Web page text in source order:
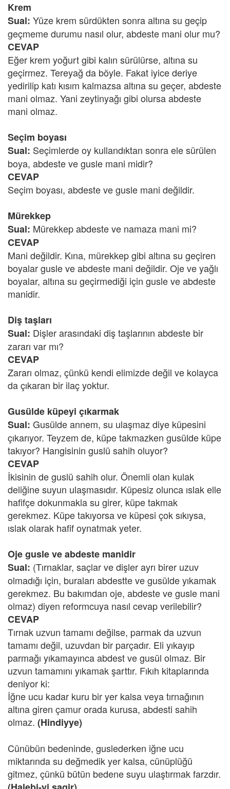
Krem
Sual: Yüze krem sürdükten sonra altına su geçip
geçmeme durumu nasıl olur, abdeste mani olur mu?
CEVAP
Eğer krem yoğurt gibi kalın sürülürse, altına su
geçirmez. Tereyağ da böyle. Fakat iyice deriye
yedirilip katı kısım kalmazsa altına su geçer, abdeste
mani olmaz. Yani zeytinyağı gibi olursa abdeste
mani olmaz.
Seçim boyası
Sual: Seçimlerde oy kullandıktan sonra ele sürülen
boya, abdeste ve gusle mani midir?
CEVAP
Seçim boyası, abdeste ve gusle mani değildir.
Mürekkep
Sual: Mürekkep abdeste ve namaza mani mi?
CEVAP
Mani değildir. Kına, mürekkep gibi altına su geçiren
boyalar gusle ve abdeste mani değildir. Oje ve yağlı
boyalar, altına su geçirmediği için gusle ve abdeste
manidir.
Diş taşları
Sual: Dişler arasındaki diş taşlarının abdeste bir
zararı var mı?
CEVAP
Zararı olmaz, çünkü kendi elimizde değil ve kolayca
da çıkaran bir ilaç yoktur.
Gusülde küpeyi çıkarmak
Sual: Gusülde annem, su ulaşmaz diye küpesini
çıkarıyor. Teyzem de, küpe takmazken gusülde küpe
takıyor? Hangisinin guslü sahih oluyor?
CEVAP
İkisinin de guslü sahih olur. Önemli olan kulak
deliğine suyun ulaşmasıdır. Küpesiz olunca ıslak elle
hafifçe dokunmakla su girer, küpe takmak
gerekmez. Küpe takıyorsa ve küpesi çok sıkıysa,
ıslak olarak hafif oynatmak yeter.
Oje gusle ve abdeste manidir
Sual: (Tırnaklar, saçlar ve dişler ayrı birer uzuv
olmadığı için, buraları abdestte ve gusülde yıkamak
gerekmez. Bu bakımdan oje, abdeste ve gusle mani
olmaz) diyen reformcuya nasıl cevap verilebilir?
CEVAP
Tırnak uzvun tamamı değilse, parmak da uzvun
tamamı değil, uzuvdan bir parçadır. Eli yıkayıp
parmağı yıkamayınca abdest ve gusül olmaz. Bir
uzvun tamamını yıkamak şarttır. Fıkıh kitaplarında
deniyor ki:
İğne ucu kadar kuru bir yer kalsa veya tırnağının
altına giren çamur orada kurusa, abdesti sahih
olmaz. (Hindiyye)
Cünübün bedeninde, guslederken iğne ucu
miktarında su değmedik yer kalsa, cünüplüğü
gitmez, çünkü bütün bedene suyu ulaştırmak farzdır.